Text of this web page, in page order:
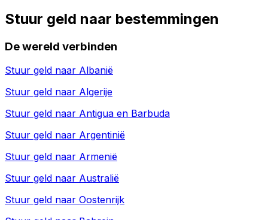
Stuur geld naar bestemmingen
De wereld verbinden
Stuur geld naar Albanië
Stuur geld naar Algerije
Stuur geld naar Antigua en Barbuda
Stuur geld naar Argentinië
Stuur geld naar Armenië
Stuur geld naar Australië
Stuur geld naar Oostenrijk